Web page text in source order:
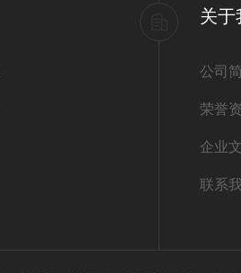
关于
公司
荣誉
企业
联系